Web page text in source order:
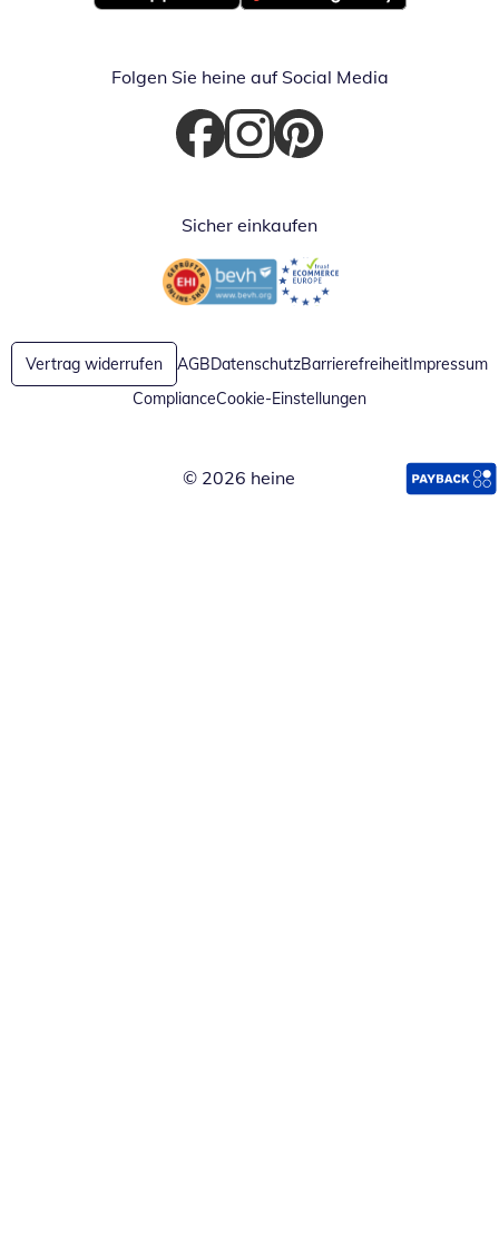
Öffnet in neuem FensterÖffnet in neuem Fenster
Folgen Sie heine auf Social Media
Öffnet in neuem Fenster
Öffnet in neuem Fenster
Öffnet in neuem Fenster
Sicher einkaufen
Öffnet in neuem FensterÖffnet in neuem Fenster
Vertrag widerrufen AGBDatenschutzBarrierefreiheitImpressum
ComplianceCookie-Einstellungen
© 2026 heine